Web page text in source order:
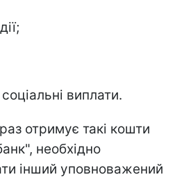
виплати.
отримує такі кошти
необхідно
інший уповноважений